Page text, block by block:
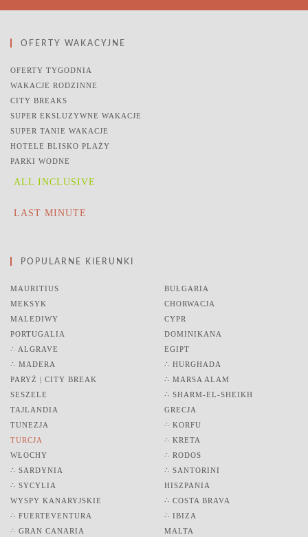
OFERTY WAKACYJNE
OFERTY TYGODNIA
WAKACJE RODZINNE
CITY BREAKS
SUPER EKSLUZYWNE WAKACJE
SUPER TANIE WAKACJE
HOTELE BLISKO PLAŻY
PARKI WODNE
ALL INCLUSIVE
LAST MINUTE
POPULARNE KIERUNKI
MAURITIUS
MEKSYK
MALEDIWY
PORTUGALIA
∴ ALGRAVE
∴ MADERA
PARYŻ | CITY BREAK
SESZELE
TAJLANDIA
TUNEZJA
TURCJA
WŁOCHY
∴ SARDYNIA
∴ SYCYLIA
WYSPY KANARYJSKIE
∴ FUERTEVENTURA
∴ GRAN CANARIA
BUŁGARIA
CHORWACJA
CYPR
DOMINIKANA
EGIPT
∴ HURGHADA
∴ MARSA ALAM
∴ SHARM-EL-SHEIKH
GRECJA
∴ KORFU
∴ KRETA
∴ RODOS
∴ SANTORINI
HISZPANIA
∴ COSTA BRAVA
∴ IBIZA
MALTA